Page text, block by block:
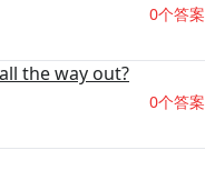
0个答案
the way out?
0个答案